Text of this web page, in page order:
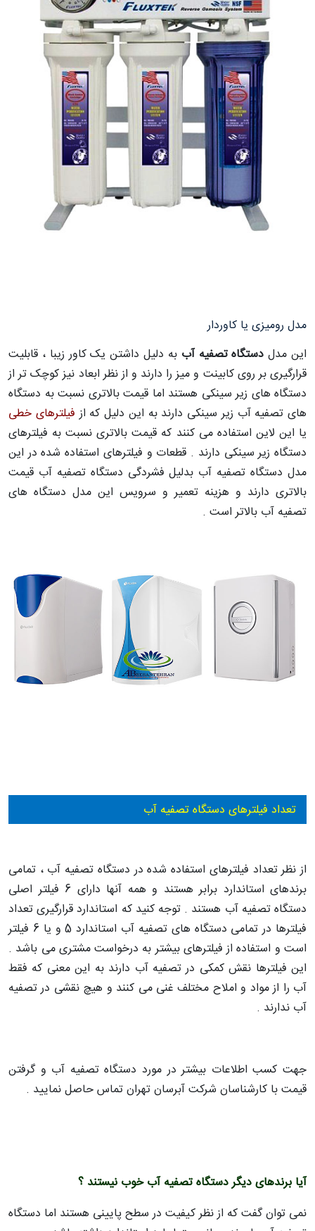
مدل رومیزی یا کاوردار
این مدل دستگاه تصفیه آب به دلیل داشتن یک کاور زیبا ، قابلیت
قرارگیری بر روی کابینت و میز را دارند و از نظر ابعاد نیز کوچک تر از
دستگاه های زیر سینکی هستند اما قیمت بالاتری نسبت به دستگاه
های تصفیه آب زیر سینکی دارند به این دلیل که از فیلترهای خطی
یا این لاین استفاده می کنند که قیمت بالاتری نسبت به فیلترهای
دستگاه زیر سینکی دارند . قطعات و فیلترهای استفاده شده در این
مدل دستگاه تصفیه آب بدلیل فشردگی دستگاه تصفیه آب قیمت
بالاتری دارند و هزینه تعمیر و سرویس این مدل دستگاه های
تصفیه آب بالاتر است .
تعداد فیلترهای دستگاه تصفیه آب
از نظر تعداد فیلترهای استفاده شده در دستگاه تصفیه آب ، تمامی
برندهای استاندارد برابر هستند و همه آنها دارای 6 فیلتر اصلی
دستگاه تصفیه آب هستند . توجه کنید که استاندارد قرارگیری تعداد
فیلترها در تمامی دستگاه های تصفیه آب استاندارد 5 و یا 6 فیلتر
است و استفاده از فیلترهای بیشتر به درخواست مشتری می باشد .
این فیلترها نقش کمکی در تصفیه آب دارند به این معنی که فقط
آب را از مواد و املاح مختلف غنی می کنند و هیچ نقشی در تصفیه
آب ندارند .
جهت کسب اطلاعات بیشتر در مورد دستگاه تصفیه آب و گرفتن
قیمت با کارشناسان شرکت آبرسان تهران تماس حاصل نمایید .
آیا برندهای دیگر دستگاه تصفیه آب خوب نیستند ؟
نمی توان گفت که از نظر کیفیت در سطح پایینی هستند اما دستگاه